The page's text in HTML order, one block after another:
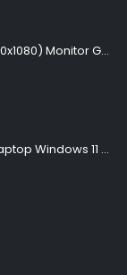
Dell G2723HN 27" Full HD (1920x1080) Monitor Gaming, 165Hz, Fast IPS, 1ms, AMD FreeSync Premium, NVIDIA G-SYNC Compatible, 99% sRGB, DisplayPort, 2x HDMI, Negro
16 Inch Big Screen Gaming Laptop Windows 11 Pro, Intel i9 12900H GeForce RTX 3060 6G, 64GB DDR4 2TB NVMe, 2.5K IPS 165Hz Notebook Gamer PC Computer, WiFi6 BT5.2, Colorful Backlit Keyboard